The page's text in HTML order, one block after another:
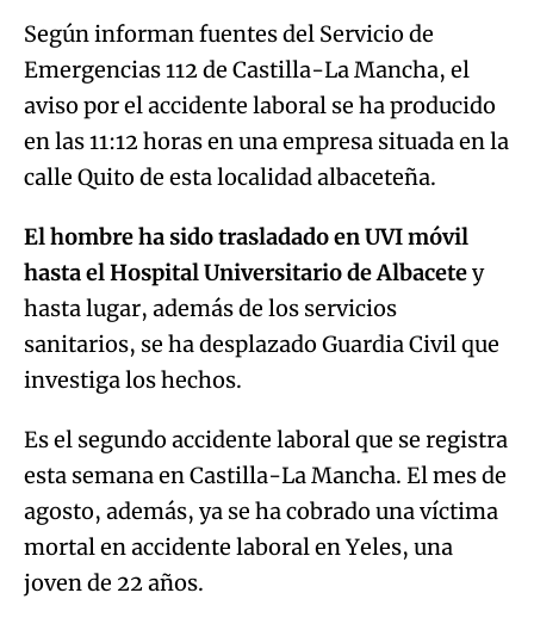
Según informan fuentes del Servicio de
Emergencias 112 de Castilla-La Mancha, el
aviso por el accidente laboral se ha producido
en las 11:12 horas en una empresa situada en la
calle Quito de esta localidad albaceteña.
El hombre ha sido trasladado en UVI móvil
hasta el Hospital Universitario de Albacetey
hasta lugar, además de los servicios
sanitarios, se ha desplazado Guardia Civil que
investiga los hechos.
Es el segundo accidente laboral que se registra
esta semana en Castilla-La Mancha. El mes de
agosto, además, ya se ha cobrado una víctima
mortal en accidente laboral en Yeles, una
joven de 22 años.